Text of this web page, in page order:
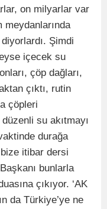
on milyarlar var
diyorlardı. Şimdi
içecek su
çöp dağları,
çıktı, rutin
çöpleri
su akıtmayı
durağa
itibar dersi
bunlarla
çıkıyor. ‘AK
da Türkiye’ye ne